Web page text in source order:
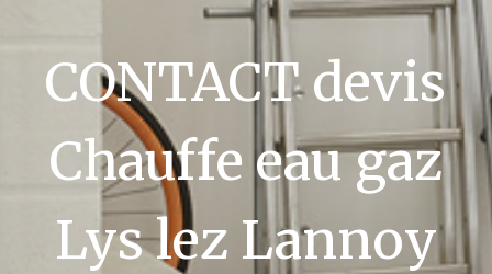
CONTACT devis
Chauffe eau gaz
Lys lez Lannoy